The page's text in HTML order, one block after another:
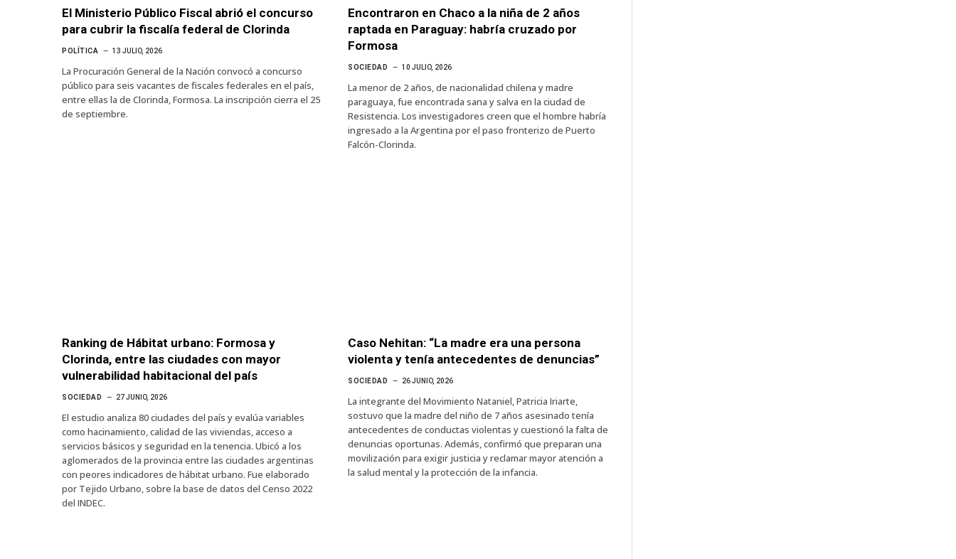
El Ministerio Público Fiscal abrió el concurso
para cubrir la fiscalía federal de Clorinda
POLÍTICA 13 JULIO, 2026
La Procuración General de la Nación convocó a concurso
público para seis vacantes de fiscales federales en el país,
entre ellas la de Clorinda, Formosa. La inscripción cierra el 25
de septiembre.
Encontraron en Chaco a la niña de 2 años
raptada en Paraguay: habría cruzado por
Formosa
SOCIEDAD 10 JULIO, 2026
La menor de 2 años, de nacionalidad chilena y madre
paraguaya, fue encontrada sana y salva en la ciudad de
Resistencia. Los investigadores creen que el hombre habría
ingresado a la Argentina por el paso fronterizo de Puerto
Falcón-Clorinda.
Ranking de Hábitat urbano: Formosa y
Clorinda, entre las ciudades con mayor
vulnerabilidad habitacional del país
SOCIEDAD 27 JUNIO, 2026
El estudio analiza 80 ciudades del país y evalúa variables
como hacinamiento, calidad de las viviendas, acceso a
servicios básicos y seguridad en la tenencia. Ubicó a los
aglomerados de la provincia entre las ciudades argentinas
con peores indicadores de hábitat urbano. Fue elaborado
por Tejido Urbano, sobre la base de datos del Censo 2022
del INDEC.
Caso Nehitan: “La madre era una persona
violenta y tenía antecedentes de denuncias”
SOCIEDAD 26 JUNIO, 2026
La integrante del Movimiento Nataniel, Patricia Iriarte,
sostuvo que la madre del niño de 7 años asesinado tenía
antecedentes de conductas violentas y cuestionó la falta de
denuncias oportunas. Además, confirmó que preparan una
movilización para exigir justicia y reclamar mayor atención a
la salud mental y la protección de la infancia.